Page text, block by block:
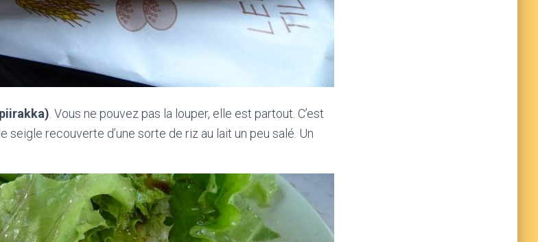
. Vous ne pouvez pas la louper, elle est partout. C’est
seigle recouverte d’une sorte de riz au lait un peu salé. Un